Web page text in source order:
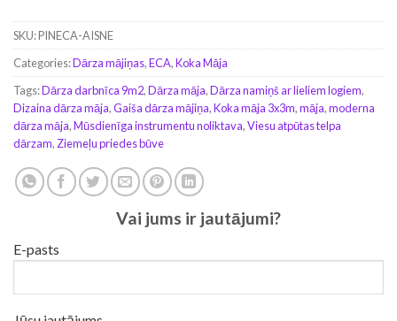
SKU:PINECA-AISNE
Categories:Dārza mājiņas,ECA,Koka Māja
Tags:Dārza darbnīca 9m2,Dārza māja,Dārza namiņš ar lieliem logiem,
Dizaina dārza māja,Gaiša dārza mājiņa,Koka māja 3x3m,māja,moderna
dārza māja,Mūsdienīga instrumentu noliktava,Viesu atpūtas telpa
dārzam, Ziemeļu priedes būve
Vai jums ir jautājumi?
E-pasts